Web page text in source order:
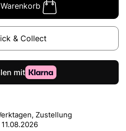
& Collect
Zustellung
11.08.2026